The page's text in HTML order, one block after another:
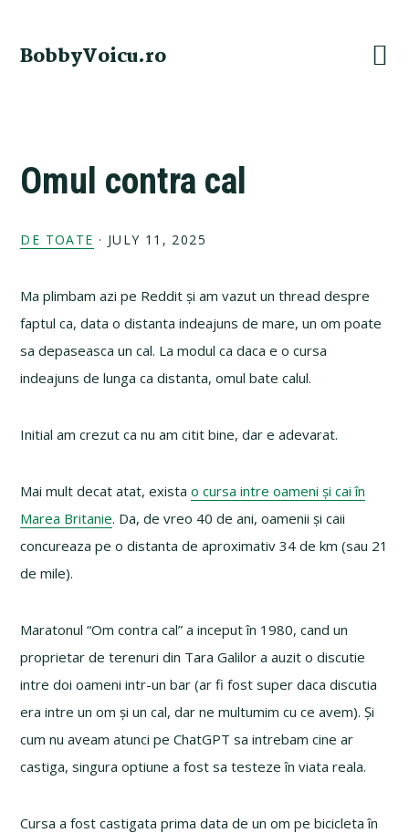
primary
main
primary
footer
BobbyVoicu.ro
Omul contra cal
DE TOATE · JULY 11, 2025
Ma plimbam azi pe Reddit și am vazut un thread despre
faptul ca, data o distanta indeajuns de mare, un om poate
sa depaseasca un cal. La modul ca daca e o cursa
indeajuns de lunga ca distanta, omul bate calul.
Initial am crezut ca nu am citit bine, dar e adevarat.
Mai mult decat atat, existao cursa intre oameni și cai în
Marea Britanie. Da, de vreo 40 de ani, oamenii și caii
concureaza pe o distanta de aproximativ 34 de km (sau 21
de mile).
Maratonul “Om contra cal” a inceput în 1980, cand un
proprietar de terenuri din Tara Galilor a auzit o discutie
intre doi oameni intr-un bar (ar fi fost super daca discutia
era intre un om și un cal, dar ne multumim cu ce avem). Și
cum nu aveam atunci pe ChatGPT sa intrebam cine ar
castiga, singura optiune a fost sa testeze în viata reala.
Cursa a fost castigata prima data de un om pe bicicleta în